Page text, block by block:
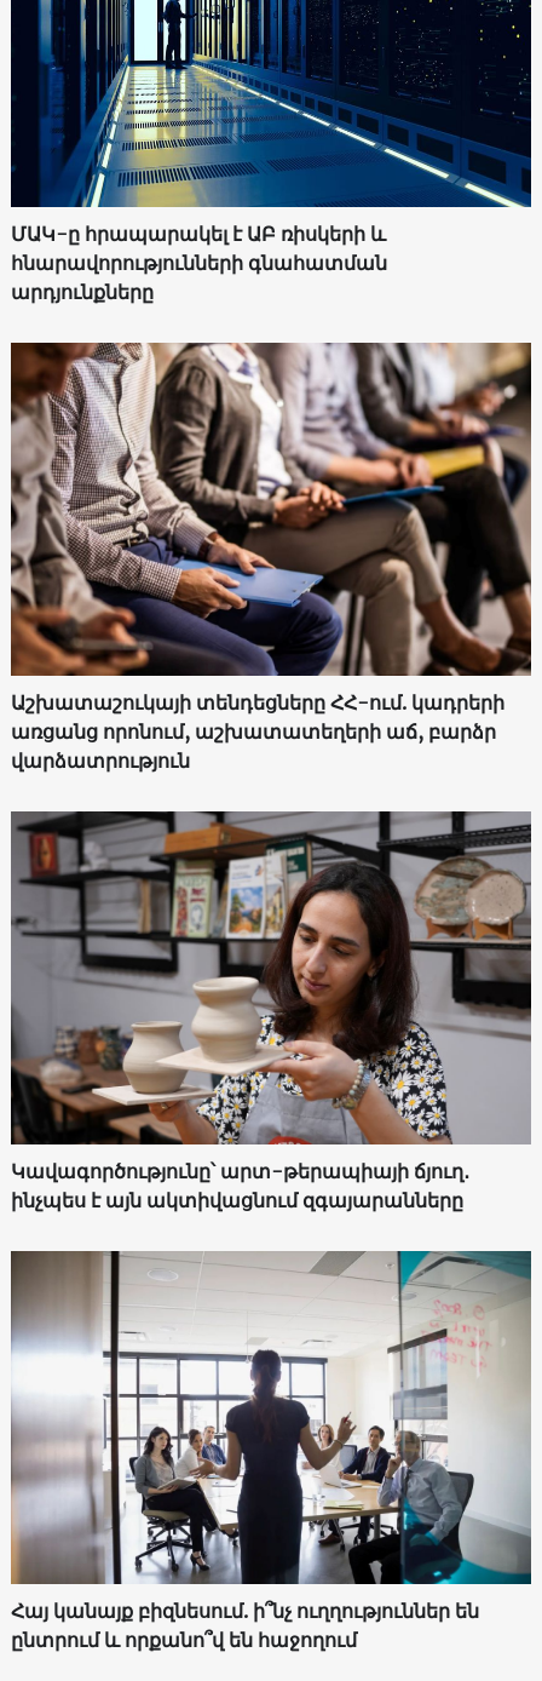
ՄԱԿ-ը հրապարակել է ԱԲ ռիսկերի և
հնարավորությունների գնահատման
արդյունքները
Աշխատաշուկայի տենդեցները ՀՀ-ում. կադրերի
առցանց որոնում, աշխատատեղերի աճ, բարձր
վարձատրություն
Կավագործությունը՝ արտ-թերապիայի ճյուղ․
ինչպես է այն ակտիվացնում զգայարանները
Հայ կանայք բիզնեսում. ի՞նչ ուղղություններ են
ընտրում և որքանո՞վ են հաջողում